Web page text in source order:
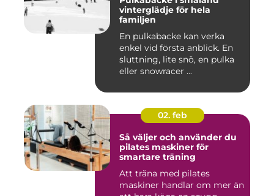
vinterglädje för hela
familjen
En pulkabacke kan verka
enkel vid första anblick. En
sluttning, lite snö, en pulka
eller snowracer ...
02. feb
Så väljer och använder du
pilates maskiner för
smartare träning
Att träna med pilates
maskiner handlar om mer än